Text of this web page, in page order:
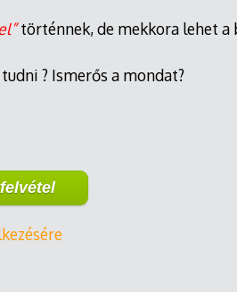
történnek, de mekkora lehet a
? Ismerős a mondat?